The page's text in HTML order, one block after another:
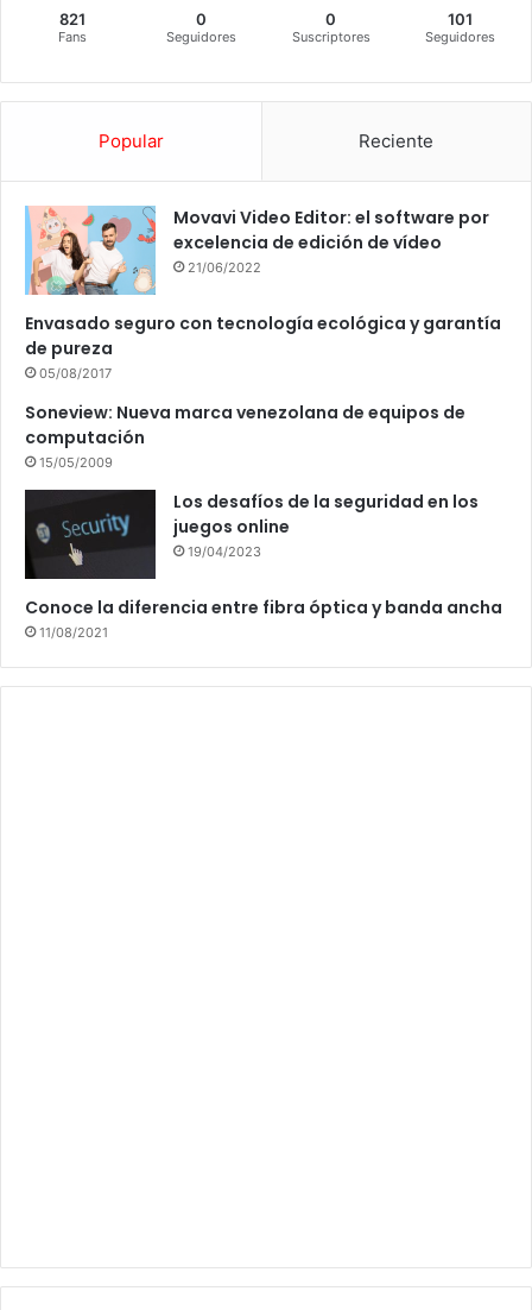
821
Fans
0
Seguidores
0
Suscriptores
101
Seguidores
Popular Reciente
Movavi Video Editor: el software por
excelencia de edición de vídeo
21/06/2022
Envasado seguro con tecnología ecológica y garantía
de pureza
05/08/2017
Soneview: Nueva marca venezolana de equipos de
computación
15/05/2009
Los desafíos de la seguridad en los
juegos online
19/04/2023
Conoce la diferencia entre fibra óptica y banda ancha
11/08/2021